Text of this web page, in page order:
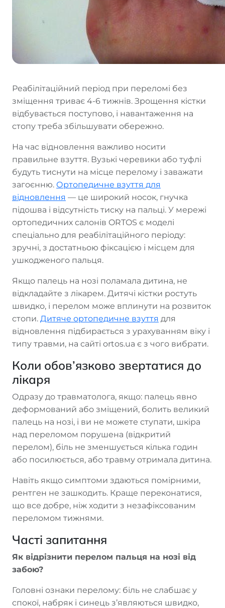
Реабілітаційний період при переломі без
зміщення триває 4-6 тижнів. Зрощення кістки
відбувається поступово, і навантаження на
стопу треба збільшувати обережно.
На час відновлення важливо носити
правильне взуття. Вузькі черевики або туфлі
будуть тиснути на місце перелому і заважати
загоєнню. Ортопедичне взуття для
відновлення — це широкий носок, гнучка
підошва і відсутність тиску на пальці. У мережі
ортопедичних салонів ORTOS є моделі
спеціально для реабілітаційного періоду:
зручні, з достатньою фіксацією і місцем для
ушкодженого пальця.
Якщо палець на нозі поламала дитина, не
відкладайте з лікарем. Дитячі кістки ростуть
швидко, і перелом може вплинути на розвиток
стопи. Дитяче ортопедичне взуття для
відновлення підбирається з урахуванням віку і
типу травми, на сайті ortos.ua є з чого вибрати.
Коли обов’язково звертатися до
лікаря
Одразу до травматолога, якщо: палець явно
деформований або зміщений, болить великий
палець на нозі, і ви не можете ступати, шкіра
над переломом порушена (відкритий
перелом), біль не зменшується кілька годин
або посилюється, або травму отримала дитина.
Навіть якщо симптоми здаються помірними,
рентген не зашкодить. Краще переконатися,
що все добре, ніж ходити з незафіксованим
переломом тижнями.
Часті запитання
Як відрізнити перелом пальця на нозі від
забою?
Головні ознаки перелому: біль не слабшає у
спокої, набряк і синець з’являються швидко,